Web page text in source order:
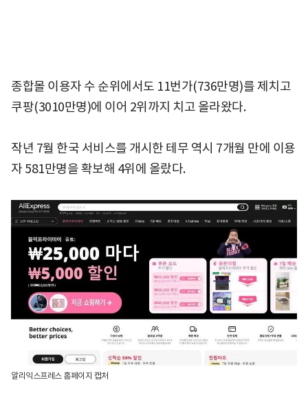
종합몰 이용자 수 순위에서도 11번가(736만명)를 제치고
쿠팡(3010만명)에 이어 2위까지 치고 올라왔다.
작년 7월 한국 서비스를 개시한 테무 역시 7개월 만에 이용
자 581만명을 확보해 4위에 올랐다.
알리익스프레스 홈페이지 캡처